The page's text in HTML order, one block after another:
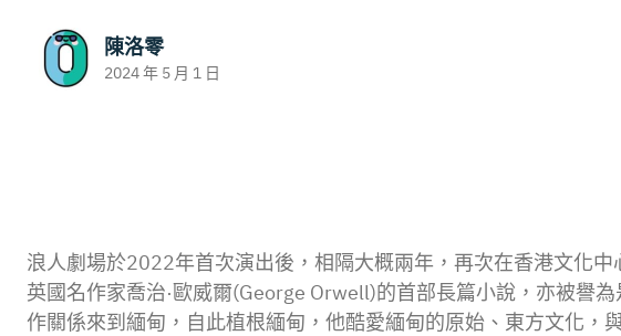
陳洛零
2024 年 5 月 1 日
浪人劇場於2022年首次演出後，相隔大概兩年，再次在香港文化
英國名作家喬治·歐威爾(George Orwell)的首部長篇小說，亦被譽
作關係來到緬甸，自此植根緬甸，他酷愛緬甸的原始、東方文化